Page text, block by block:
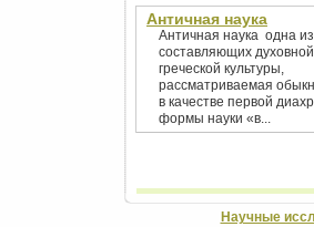
Античная наука
Античная наука одна из
составляющих
греческой культуры,
рассматриваемая
в качестве первой
формы науки «в...
Научные